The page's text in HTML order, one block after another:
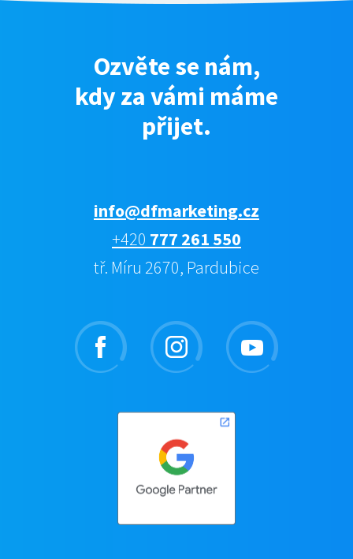
Ozvěte se nám,
kdy za vámi máme
přijet.
info@dfmarketing.cz
+420 777 261 550
tř. Míru 2670, Pardubice